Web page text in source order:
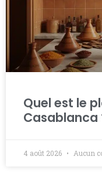
Quel est le
Casablanca
4 août 2026 Aucun